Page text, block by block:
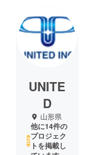
UNITE
D
山形県
他に14件の
プロジェク
トを掲載し